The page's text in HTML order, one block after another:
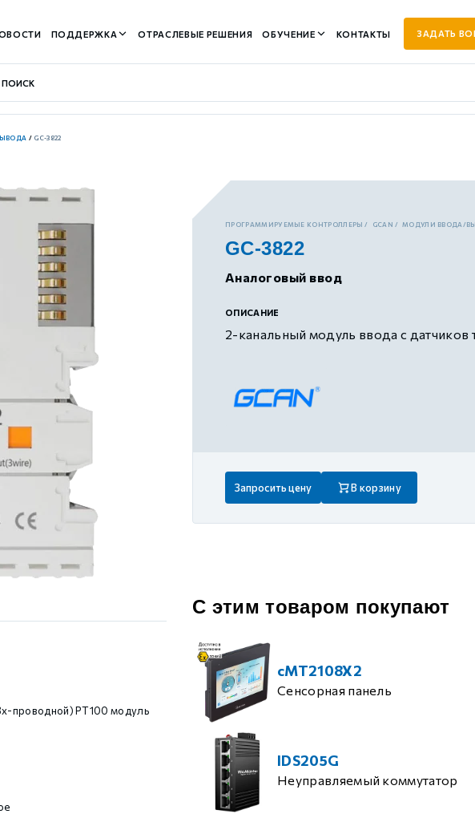
ПОДДЕРЖКА ОТРАСЛЕВЫЕ РЕШЕНИЯ ОБУЧЕНИЕ КОНТАКТЫ ЗАДАТЬ
/ GC-3822
ПРОГРАММИРУЕМЫЕ КОНТРОЛЛЕРЫ GCAN МОДУЛИ ВВОДА/
GC-3822
Аналоговый ввод
ОПИСАНИЕ
2-канальный модуль ввода с датчиков
Запросить цену В корзину
проводной) PT100 модуль
С этим товаром покупают
cMT2108X2
Сенсорная панель
IDS205G
Неуправляемый коммутатор
контуром)
с разомкнутым контуром)
контуром)